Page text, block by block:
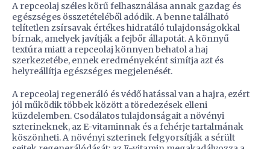
A repceolaj széles körű felhasználása annak gazdag és
egészséges összetételéből adódik. A benne található
telítetlen zsírsavak értékes hidratáló tulajdonságokkal
bírnak, amelyek javítják a fejbőr állapotát. A könnyű
textúra miatt a repceolaj könnyen behatol a haj
szerkezetébe, ennek eredményeként simítja azt és
helyreállítja egészséges megjelenését.
A repceolaj regeneráló és védő hatással van a hajra, ezért
jól működik többek között a töredezések elleni
küzdelemben. Csodálatos tulajdonságait a növényi
szterineknek, az E-vitaminnak és a fehérje tartalmának
köszönheti. A növényi szterinek felgyorsítják a sérült